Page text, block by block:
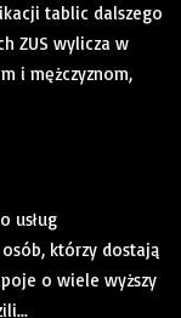
tablic dalszego
ZUS wylicza w
i mężczyznom,
usług
którzy dostają
o wiele wyższy